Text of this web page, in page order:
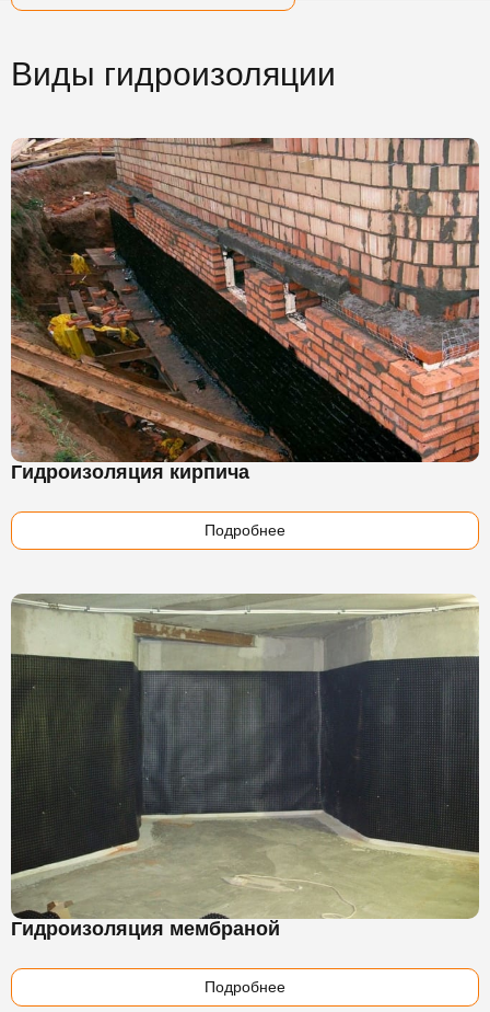
Виды гидроизоляции
Гидроизоляция кирпича
Подробнее
Гидроизоляция мембраной
Подробнее